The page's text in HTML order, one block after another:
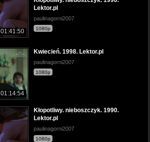
01:41:50
Lektor.pl
paulinagorni2007
1080p
01:14:54
Kwiecień. 1998. Lektor.pl
paulinagorni2007
1080p
Kłopotliwy. nieboszczyk. 1990.
Lektor.pl
paulinagorni2007
1080p